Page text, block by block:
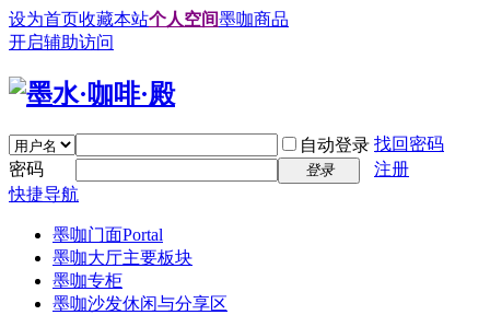
设为首页收藏本站个人空间墨咖商品
开启辅助访问
自动登录 找回密码
密码
登录
注册
快捷导航
墨咖门面Portal
墨咖大厅主要板块
墨咖专柜
墨咖沙发休闲与分享区